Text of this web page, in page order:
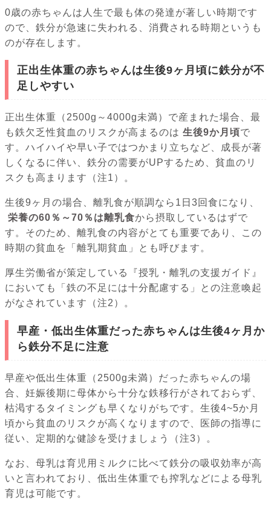
0歳の赤ちゃんは人生で最も体の発達が著しい時期です
ので、鉄分が急速に失われる、消費される時期というも
のが存在します。
正出生体重の赤ちゃんは生後9ヶ月頃に鉄分が不
足しやすい
正出生体重（2500g～4000g未満）で産まれた場合、最
も鉄欠乏性貧血のリスクが高まるのは 生後9か月頃で
す。ハイハイや早い子ではつかまり立ちなど、成長が著
しくなるに伴い、鉄分の需要がUPするため、貧血のリ
スクも高まります（注1）。
生後9ヶ月の場合、離乳食が順調なら1日3回食になり、
栄養の60％～70％は離乳食から摂取しているはずで
す。そのため、離乳食の内容がとても重要であり、この
時期の貧血を「離乳期貧血」とも呼びます。
厚生労働省が策定している『授乳・離乳の支援ガイド』
においても「鉄の不足には十分配慮する」との注意喚起
がなされています（注2）。
早産・低出生体重だった赤ちゃんは生後4ヶ月か
ら鉄分不足に注意
早産や低出生体重（2500g未満）だった赤ちゃんの場
合、妊娠後期に母体から十分な鉄移行がされておらず、
枯渇するタイミングも早くなりがちです。生後4~5か月
頃から貧血のリスクが高くなりますので、医師の指導に
従い、定期的な健診を受けましょう（注3）。
なお、母乳は育児用ミルクに比べて鉄分の吸収効率が高
いと言われており、低出生体重でも搾乳などによる母乳
育児は可能です。